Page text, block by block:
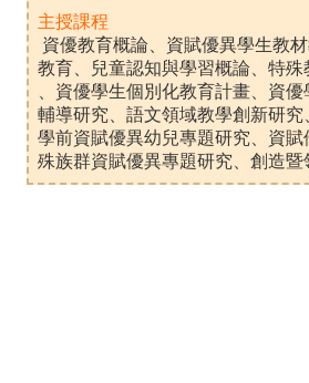
主授課程
資優教育概論、資賦優異學生教
教育、兒童認知與學習概論、特
、資優學生個別化教育計畫、資
輔導研究、語文領域教學創新研
學前資賦優異幼兒專題研究、資
殊族群資賦優異專題研究、創造